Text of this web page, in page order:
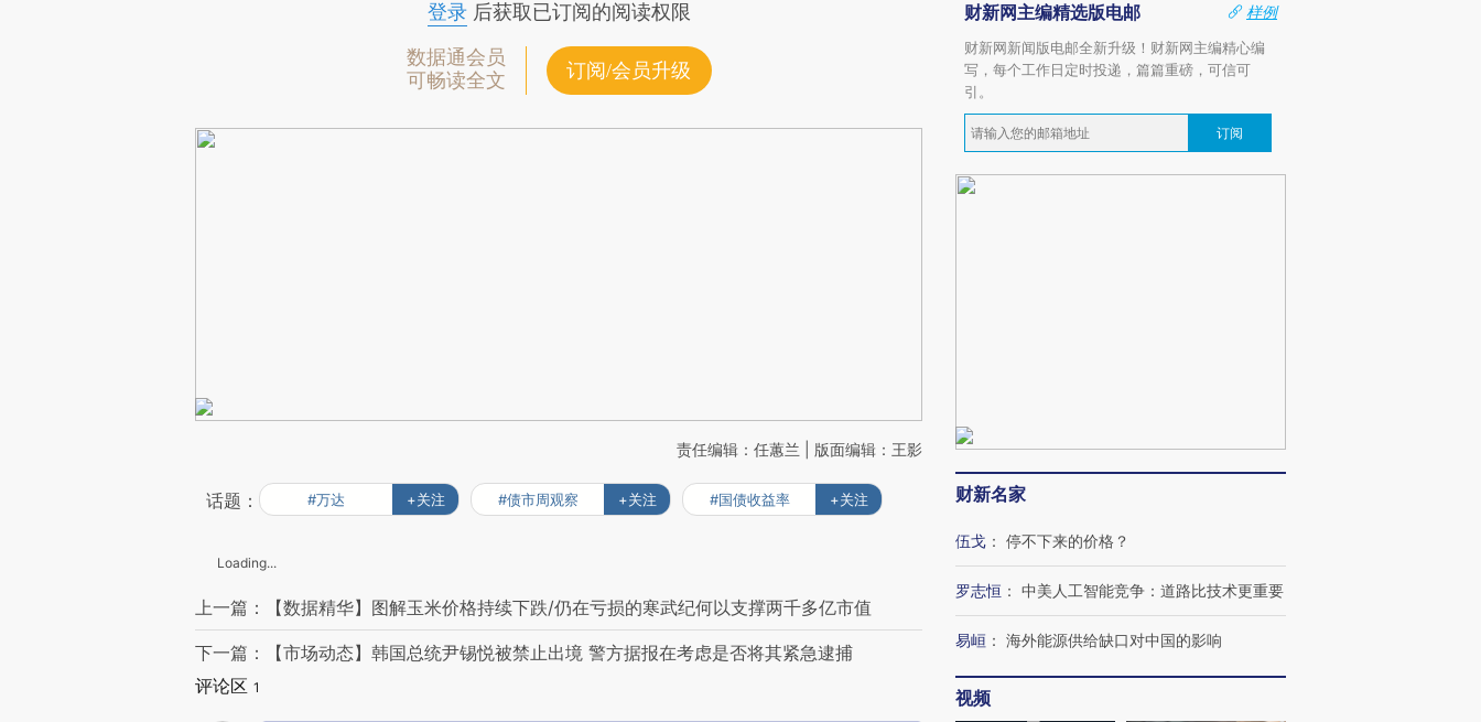
登录后获取已订阅的阅读权限
数据通会员
可畅读全文
订阅/会员升级
责任编辑：任蕙兰 | 版面编辑：王影
话题： #万达 +关注 #债市周观察 +关注 #国债收益率 +关注
Loading...
上一篇：【数据精华】图解玉米价格持续下跌/仍在亏损的寒武纪何以支撑两千多亿市值
下一篇：【市场动态】韩国总统尹锡悦被禁止出境 警方据报在考虑是否将其紧急逮捕
评论区 1
财新网主编精选版电邮
样例
财新网新闻版电邮全新升级！财新网主编精心编
写，每个工作日定时投递，篇篇重磅，可信可
引。
订阅
财新名家
伍戈 ： 停不下来的价格？
罗志恒 ： 中美人工智能竞争：道路比技术更重要
易峘 ： 海外能源供给缺口对中国的影响
视频